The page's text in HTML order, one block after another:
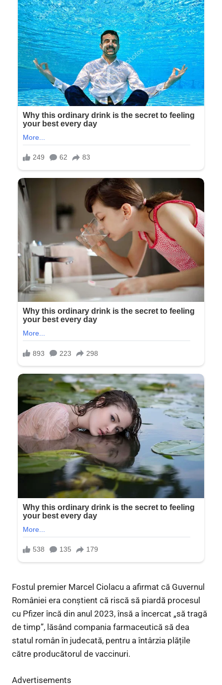
Fostul premier Marcel Ciolacu a afirmat că Guvernul
României era conștient că riscă să piardă procesul
cu Pfizer încă din anul 2023, însă a încercat „să tragă
de timp”, lăsând compania farmaceutică să dea
statul român în judecată, pentru a întârzia plățile
către producătorul de vaccinuri.
Advertisements